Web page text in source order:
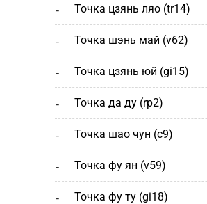
точка цзянь ляо (tr14)
точка шэнь май (v62)
точка цзянь юй (gi15)
точка да ду (rp2)
точка шао чун (с9)
точка фу ян (v59)
точка фу ту (gi18)